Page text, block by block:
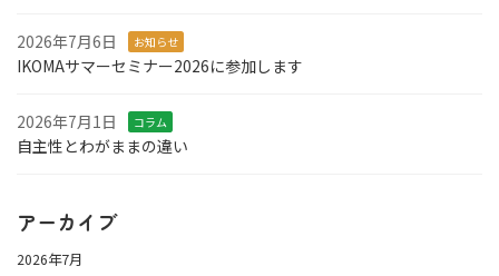
2026年7月6日 お知らせ
IKOMAサマーセミナー2026に参加します
2026年7月1日 コラム
自主性とわがままの違い
アーカイブ
2026年7月